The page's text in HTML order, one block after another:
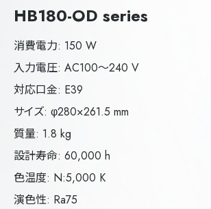
HB180-OD series
消費電力: 150 W
入力電圧: AC100～240 V
対応口金: E39
サイズ: φ280×261.5 mm
質量: 1.8 kg
設計寿命: 60,000 h
色温度: N:5,000 K
演色性: Ra75